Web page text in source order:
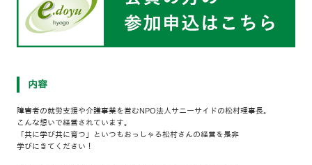
内容
障害者の就労支援や介護事業を営むNPO法人サニーサイドの松村理事長。
こんな想いで経営されています。
「共に学び共に育つ」といつもおっしゃる松村さんの経営を是非
学びにきてください！